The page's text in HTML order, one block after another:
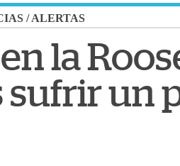
/ALERTAS
la
sufrir un